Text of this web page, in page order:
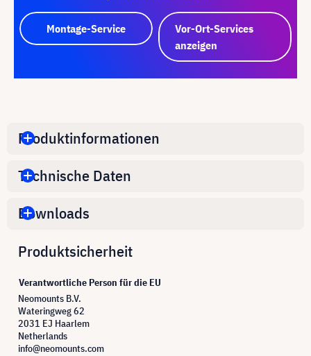
Montage-Service
Vor-Ort-Services
anzeigen
Produktinformationen
Technische Daten
Downloads
Produktsicherheit
Verantwortliche Person für die EU
Neomounts B.V.
Wateringweg 62
2031 EJ Haarlem
Netherlands
info@neomounts.com